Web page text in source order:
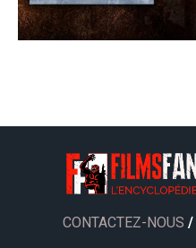
CONTACTEZ-NOUS /